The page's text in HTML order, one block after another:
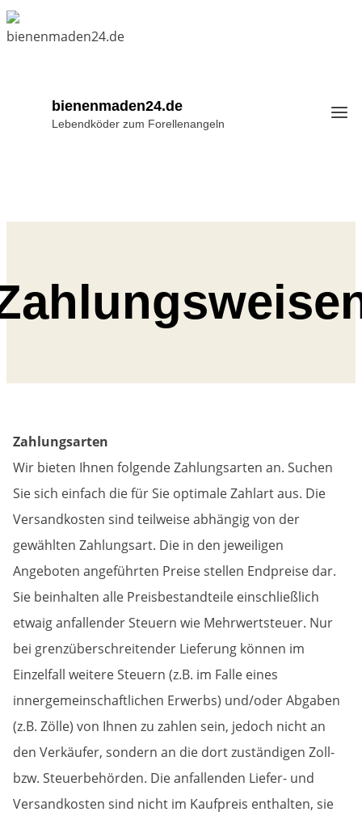
Zum
Inhalt
bienenmaden24.de
Lebendköder zum Forellenangeln
Zahlungsarten
Wir bieten Ihnen folgende Zahlungsarten an. Suchen
Sie sich einfach die für Sie optimale Zahlart aus. Die
Versandkosten sind teilweise abhängig von der
gewählten Zahlungsart. Die in den jeweiligen
Angeboten angeführten Preise stellen Endpreise dar.
Sie beinhalten alle Preisbestandteile einschließlich
etwaig anfallender Steuern wie Mehrwertsteuer. Nur
bei grenzüberschreitender Lieferung können im
Einzelfall weitere Steuern (z.B. im Falle eines
innergemeinschaftlichen Erwerbs) und/oder Abgaben
(z.B. Zölle) von Ihnen zu zahlen sein, jedoch nicht an
den Verkäufer, sondern an die dort zuständigen Zoll-
bzw. Steuerbehörden. Die anfallenden Liefer- und
Versandkosten sind nicht im Kaufpreis enthalten, sie